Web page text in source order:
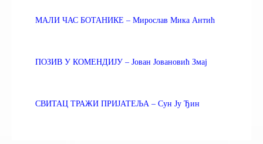
МАЛИ ЧАС БОТАНИКЕ – Мирослав Мика Антић
ПОЗИВ У КОМЕНДИЈУ – Јован Јовановић Змај
СВИТАЦ ТРАЖИ ПРИЈАТЕЉА – Сун Ју Ђин